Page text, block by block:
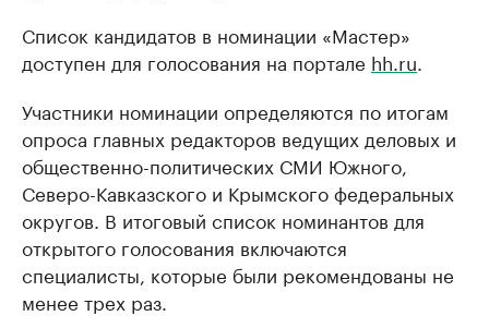
Список кандидатов в номинации «Мастер»
доступен для голосования на портале hh.ru
Участники номинации определяются по итогам
опроса главных редакторов ведущих деловых и
общественно-политических СМИ Южного,
Северо-Кавказского и Крымского федеральных
округов. В итоговый список номинантов для
открытого голосования включаются
специалисты, которые были рекомендованы не
менее трех раз.